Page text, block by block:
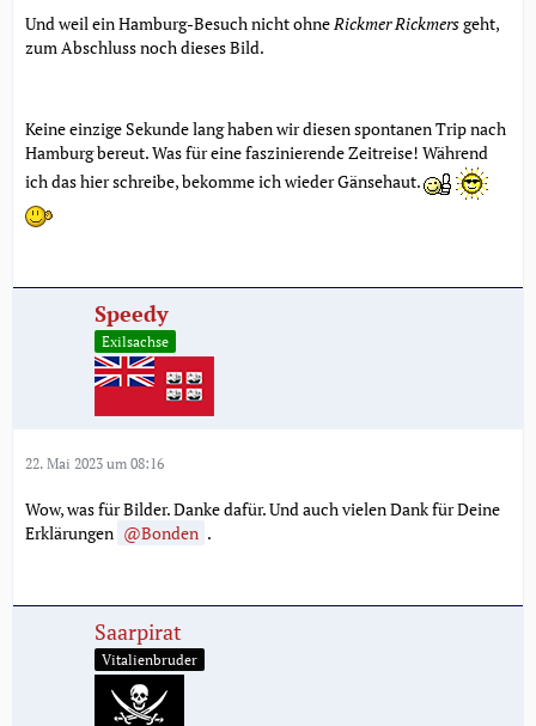
Und weil ein Hamburg-Besuch nicht ohneRickmer Rickmersgeht,
zum Abschluss noch dieses Bild.
Keine einzige Sekunde lang haben wir diesen spontanen Trip nach
Hamburg bereut. Was für eine faszinierende Zeitreise! Während
ich das hier schreibe, bekomme ich wieder Gänsehaut.
Speedy
Exilsachse
22. Mai 2023 um 08:16
Wow, was für Bilder. Danke dafür. Und auch vielen Dank für Deine
Erklärungen
Bonden .
Saarpirat
Vitalienbruder